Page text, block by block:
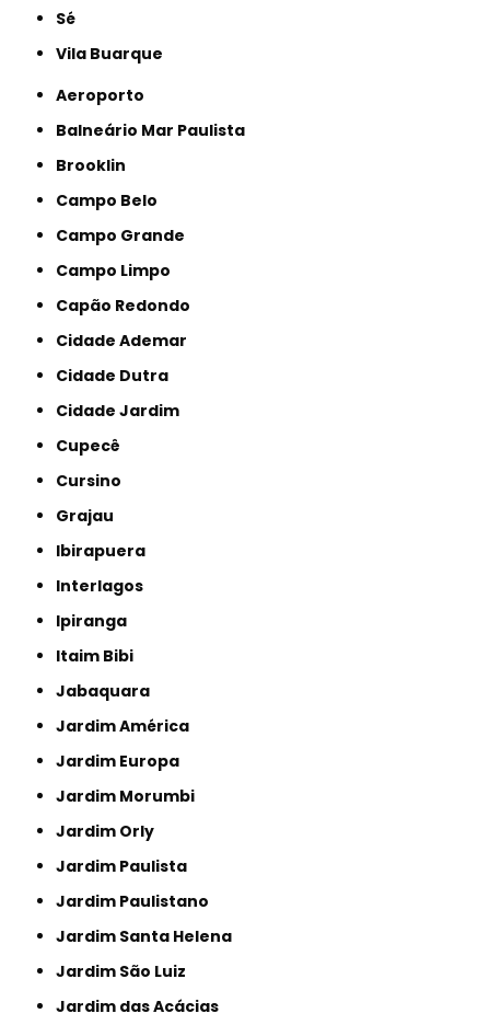
Sé
Vila Buarque
Aeroporto
Balneário Mar Paulista
Brooklin
Campo Belo
Campo Grande
Campo Limpo
Capão Redondo
Cidade Ademar
Cidade Dutra
Cidade Jardim
Cupecê
Cursino
Grajau
Ibirapuera
Interlagos
Ipiranga
Itaim Bibi
Jabaquara
Jardim América
Jardim Europa
Jardim Morumbi
Jardim Orly
Jardim Paulista
Jardim Paulistano
Jardim Santa Helena
Jardim São Luiz
Jardim das Acácias